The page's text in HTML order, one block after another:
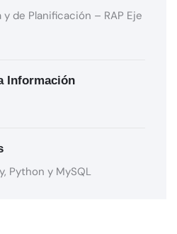
de Planificación – RAP Eje
Información
, Python y MySQL